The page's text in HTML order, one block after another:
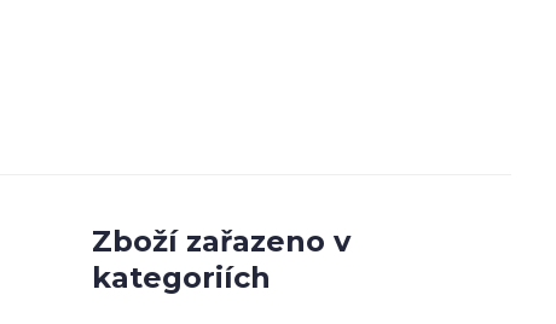
Zboží zařazeno v
kategoriích